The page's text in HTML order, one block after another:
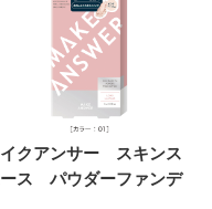
イクアンサー スキンス
ス パウダーファンデ